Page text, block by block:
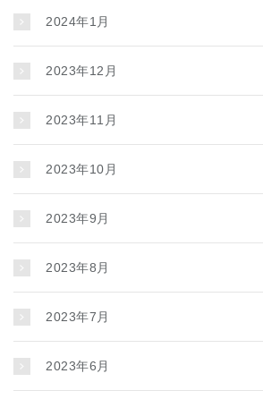
2024年1月
2023年12月
2023年11月
2023年10月
2023年9月
2023年8月
2023年7月
2023年6月